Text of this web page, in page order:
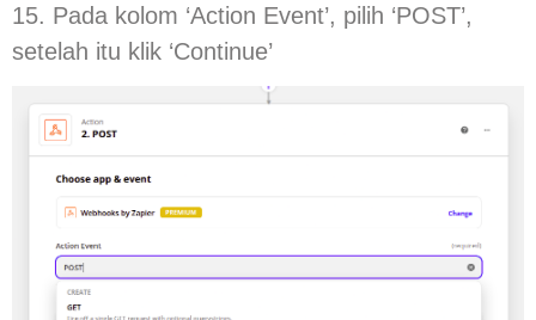
15. Pada kolom ‘Action Event’, pilih ‘POST’,
setelah itu klik ‘Continue’